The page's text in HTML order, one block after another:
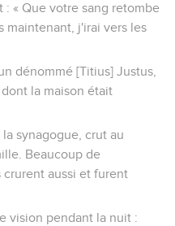
« Que votre sang retombe
maintenant, j'irai vers les
dénommé [Titius] Justus,
la maison était
synagogue, crut au
Beaucoup de
aussi et furent
vision pendant la nuit :